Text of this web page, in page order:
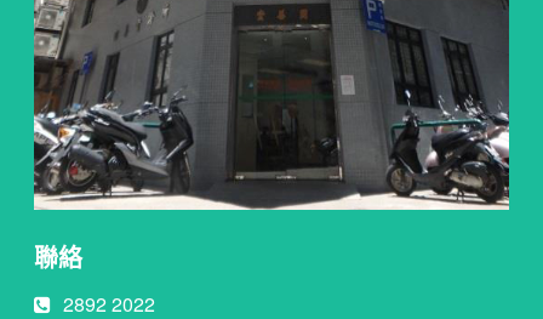
聯絡
2892 2022